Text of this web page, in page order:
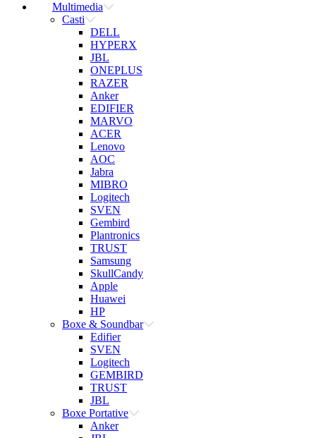
Multimedia
Casti
DELL
HYPERX
JBL
ONEPLUS
RAZER
Anker
EDIFIER
MARVO
ACER
Lenovo
AOC
Jabra
MIBRO
Logitech
SVEN
Gembird
Plantronics
TRUST
Samsung
SkullCandy
Apple
Huawei
HP
Boxe & Soundbar
Edifier
SVEN
Logitech
GEMBIRD
TRUST
JBL
Boxe Portative
Anker